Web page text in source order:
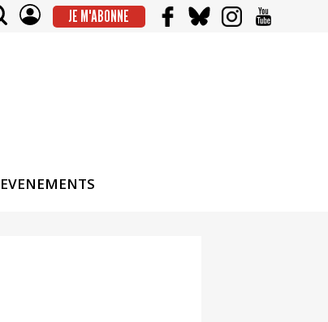
JE M'ABONNE
EVENEMENTS